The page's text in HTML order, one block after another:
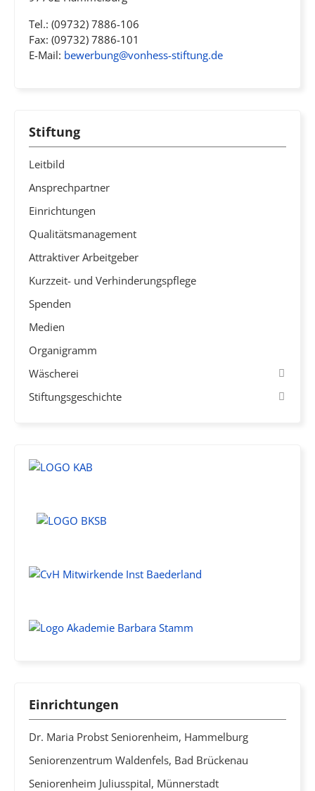
Tel.: (09732) 7886-106
Fax: (09732) 7886-101
E-Mail: bewerbung@vonhess-stiftung.de
Stiftung
Leitbild
Ansprechpartner
Einrichtungen
Qualitätsmanagement
Attraktiver Arbeitgeber
Kurzzeit- und Verhinderungspflege
Spenden
Medien
Organigramm
Wäscherei
Stiftungsgeschichte
Einrichtungen
Dr. Maria Probst Seniorenheim, Hammelburg
Seniorenzentrum Waldenfels, Bad Brückenau
Seniorenheim Juliusspital, Münnerstadt